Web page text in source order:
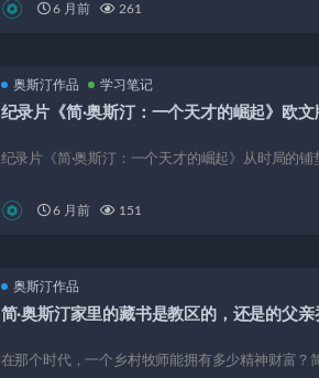
6 月前 261
奥斯汀作品 学习笔记
纪录片《简·奥斯汀：一个天才的崛起》欧
纪录片《简·奥斯汀：一个天才的崛起》从时局的
6 月前 151
奥斯汀作品
简·奥斯汀家里的藏书是教区的，还是的父亲
在那个时代，一个乡村牧师能拥有多少精神财富？